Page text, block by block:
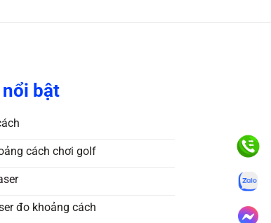
bật
cách chơi golf
đo khoảng cách